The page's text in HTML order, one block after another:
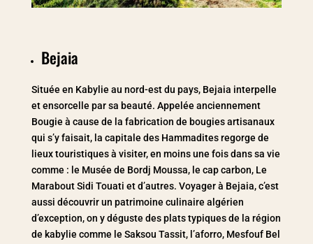
Bejaia
Située en Kabylie au nord-est du pays, Bejaia interpelle
et ensorcelle par sa beauté. Appelée anciennement
Bougie à cause de la fabrication de bougies artisanaux
qui s’y faisait, la capitale des Hammadites regorge de
lieux touristiques à visiter, en moins une fois dans sa vie
comme : le Musée de Bordj Moussa, le cap carbon, Le
Marabout Sidi Touati et d’autres. Voyager à Bejaia, c’est
aussi découvrir un patrimoine culinaire algérien
d’exception, on y déguste des plats typiques de la région
de kabylie comme le Saksou Tassit, l’aforro, Mesfouf Bel